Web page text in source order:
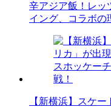
辛アジア飯！レッ
イング、コラボの
【新横浜】スケ